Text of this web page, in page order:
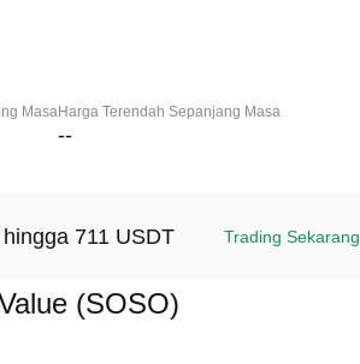
MasaHarga Terendah Sepanjang Masa
--
711 USDT Trading Sekarang
(SOSO)